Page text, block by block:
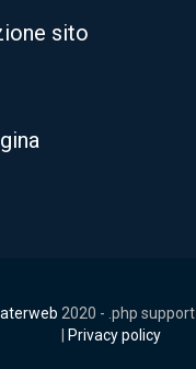
sito
2020 - .php support
Privacy policy